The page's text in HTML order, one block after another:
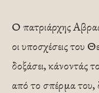
Ο πατριάρχης
οι υποσχέσεις του
δοξάσει, κάνοντάς
από το σπέρμα του,